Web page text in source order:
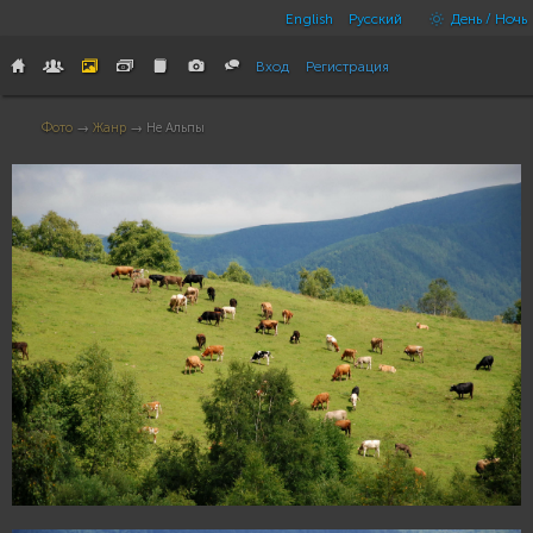
English Русский День / Ночь
Вход Регистрация
Фото → Жанр → Не Альпы
23